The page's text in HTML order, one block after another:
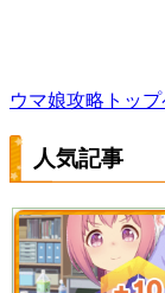
ウマ娘攻略トッ
人気記事